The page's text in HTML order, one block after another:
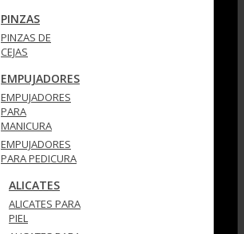
PINZAS
PINZAS DE
CEJAS
EMPUJADORES
EMPUJADORES
PARA
MANICURA
EMPUJADORES
PARA PEDICURA
ALICATES
ALICATES PARA
PIEL